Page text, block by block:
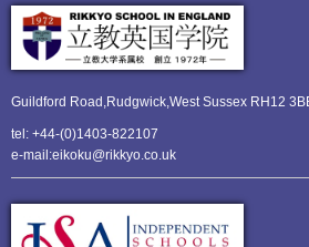
Guildford Road,Rudgwick,West Sussex RH12
tel: +44-(0)1403-822107
e-mail:eikoku@rikkyo.co.uk